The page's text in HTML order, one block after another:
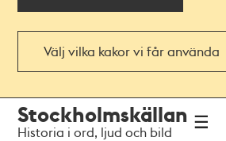
Välj vilka kakor vi får använda
navigationen
huvudinnehållet
Stockholmskällan
Historia i ord, ljud och bild